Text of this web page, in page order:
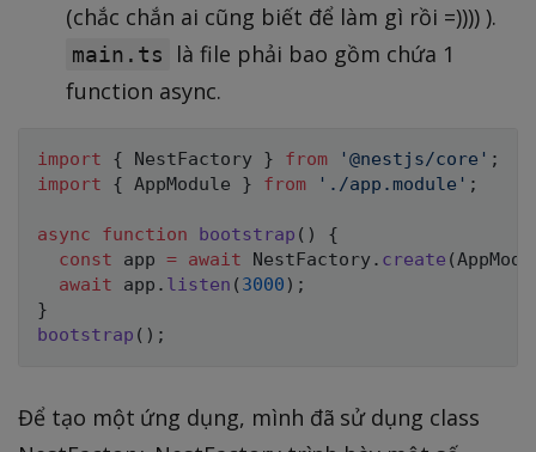
(chắc chắn ai cũng biết để làm gì rồi =)))) ).
main.ts
là file phải bao gồm chứa 1
function async.
import { NestFactory } from '@nestjs/core' ;
import
{ AppModule } from './app.module' ;
async function bootstrap ( )
{
const app = await NestFactory. create (
await app . listen ( 3000 ) ;
}
bootstrap ( ) ;
Để tạo một ứng dụng, mình đã sử dụng class